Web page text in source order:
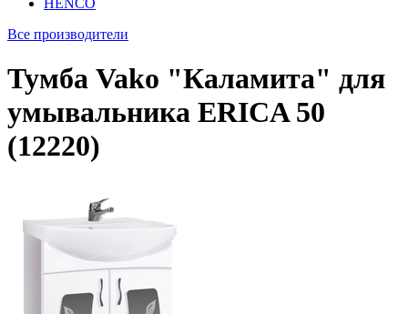
HENCO
Все производители
Тумба Vako "Каламита" для
умывальника ERICA 50
(12220)